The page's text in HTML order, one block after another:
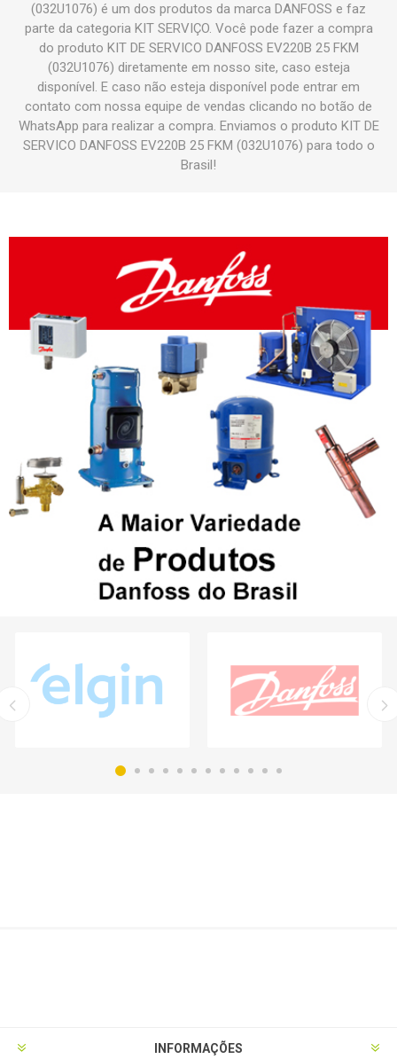
(032U1076) é um dos produtos da marca DANFOSS e faz
parte da categoria KIT SERVIÇO. Você pode fazer a compra
do produto KIT DE SERVICO DANFOSS EV220B 25 FKM
(032U1076) diretamente em nosso site, caso esteja
disponível. E caso não esteja disponível pode entrar em
contato com nossa equipe de vendas clicando no botão de
WhatsApp para realizar a compra. Enviamos o produto KIT DE
SERVICO DANFOSS EV220B 25 FKM (032U1076) para todo o
Brasil!
INFORMAÇÕES